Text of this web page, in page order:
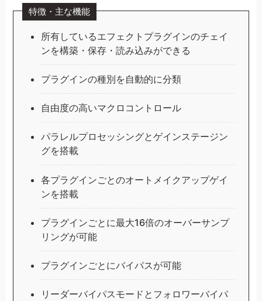
特徴・主な機能
所有しているエフェクトプラグインのチェイ
ンを構築・保存・読み込みができる
プラグインの種別を自動的に分類
自由度の高いマクロコントロール
パラレルプロセッシングとゲインステージン
グを搭載
各プラグインごとのオートメイクアップゲイ
ンを搭載
プラグインごとに最大16倍のオーバーサンプ
リングが可能
プラグインごとにバイパスが可能
リーダーバイパスモードとフォロワーバイパ